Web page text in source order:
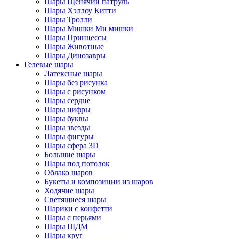
Шары Хэллоу Китти
Шары Тролли
Шары Мишки Ми мишки
Шары Принцессы
Шары Животные
Шары Динозавры
Гелевые шары
Латексные шары
Шары без рисунка
Шары с рисунком
Шары сердце
Шары цифры
Шары буквы
Шары звезды
Шары фигуры
Шары сфера 3D
Большие шары
Шары под потолок
Облако шаров
Букеты и композиции из шаров
Ходячие шары
Светящиеся шары
Шарики с конфетти
Шары с перьями
Шары ШДМ
Шары круг